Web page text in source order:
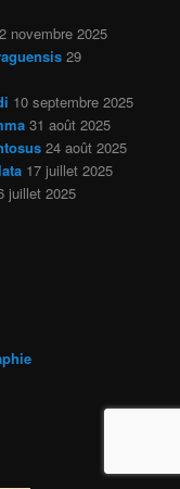
2 novembre 2025
29
10 septembre 2025
31 août 2025
24 août 2025
17 juillet 2025
juillet 2025